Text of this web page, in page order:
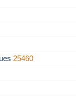
25460